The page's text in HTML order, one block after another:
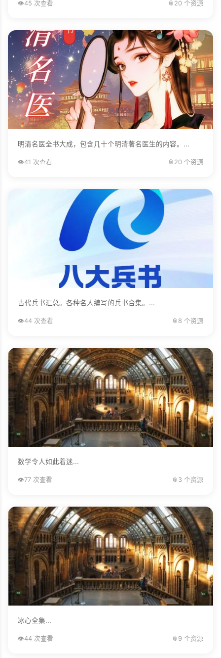
👁️45 次查看 📎 20 个资源
明清名医全书大成，包含几十个明清著名医生的内容。...
👁️41 次查看 📎 20 个资源
古代兵书汇总。各种名人编写的兵书合集。...
👁️44 次查看 📎 8 个资源
数学令人如此着迷...
👁️77 次查看 📎 3 个资源
冰心全集...
👁️44 次查看 📎 9 个资源